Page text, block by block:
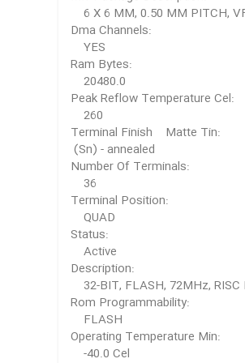
6 X 6 MM, 0.50 MM PITCH,
Dma Channels:
YES
Ram Bytes:
20480.0
Peak Reflow Temperature Cel:
260
Terminal Finish Matte Tin:
(Sn) - annealed
Number Of Terminals:
36
Terminal Position:
QUAD
Status:
Active
Description:
32-BIT, FLASH, 72MHz, RISC
Rom Programmability:
FLASH
Operating Temperature Min:
-40.0 Cel